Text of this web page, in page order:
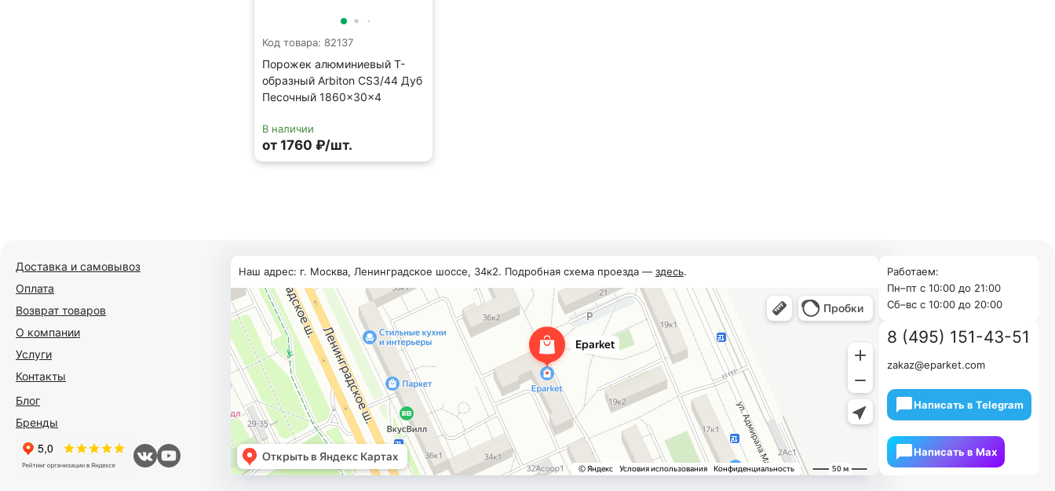
Код товара: 82137
Порожек алюминиевый Т-
образный Arbiton CS3/44 Дуб
Песочный 1860×30×4
В наличии
от 1760 ₽/шт.
Доставка и самовывоз
Оплата
Возврат товаров
О компании
Услуги
Контакты
Блог
Бренды
Наш адрес: г. Москва, Ленинградское шоссе, 34к2. Подробная схема проезда — здесь.
Работаем:
Пн–пт с 10:00 до 21:00
Cб–вс с 10:00 до 20:00
8 (495) 151-43-51
zakaz@eparket.com
Написать в Telegram
Написать в Мах